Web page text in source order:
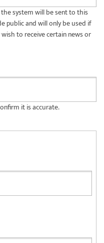
system will be sent to this
public and will only be used if
to receive certain news or
it is accurate.